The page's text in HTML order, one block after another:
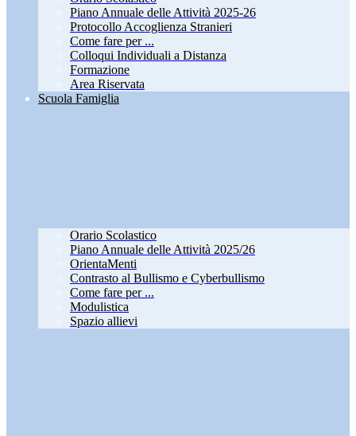
Piano Annuale delle Attività 2025-26
Protocollo Accoglienza Stranieri
Come fare per ...
Colloqui Individuali a Distanza
Formazione
Area Riservata
Scuola Famiglia
Orario Scolastico
Piano Annuale delle Attività 2025/26
OrientaMenti
Contrasto al Bullismo e Cyberbullismo
Come fare per ...
Modulistica
Spazio allievi